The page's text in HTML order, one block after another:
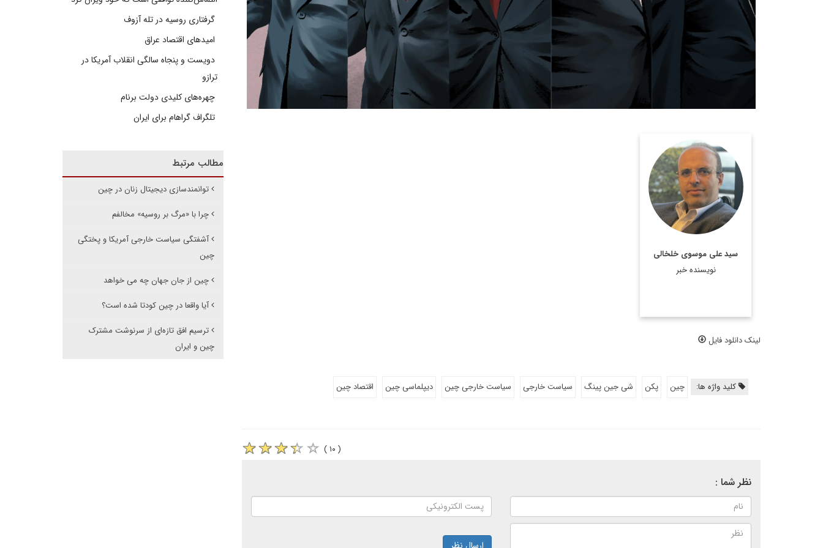
سید علی موسوی خلخالی
نویسنده خبر
روزنامه نگار، نویسنده،
مترجم و سردبیر دیپلماسی
ایرانی.
اطلاعات بیشتر
لینک دانلود فایل
کلید واژه ها: چین پکن شی جین پینگ سیاست خارجی سیاست خارجی چین دیپلماسی چین اقتصاد چین
( ۱۰ )
نظر شما :
گرفتاری روسیه در تله آزوف
امیدهای اقتصاد عراق
دویست و پنجاه سالگی انقلاب آمریکا در
ترازو
چهره‌های کلیدی دولت برنام
تلگراف گراهام برای ایران
مطالب مرتبط
توانمندسازی دیجیتال زنان در چین
چرا با «مرگ بر روسیه» مخالفم
آشفتگی سیاست خارجی آمریکا و پختگی
چین
چین از جان جهان چه می خواهد
آیا واقعا در چین کودتا شده است؟
ترسیم افق تازه‌ای از سرنوشت مشترک
چین و ایران